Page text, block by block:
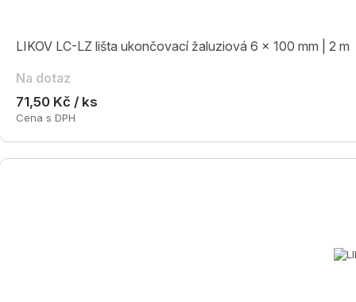
LIKOV LC-LZ lišta ukončovací žaluziová 6 x 100 mm | 2 m
Na dotaz
71,50 Kč / ks
Cena s DPH